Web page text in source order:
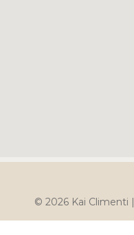
© 2026 Kai Climenti |